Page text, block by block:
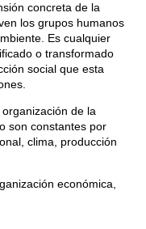
concreta de la
los grupos humanos
Es cualquier
o transformado
social que esta
de la
son constantes por
clima, producción
económica,